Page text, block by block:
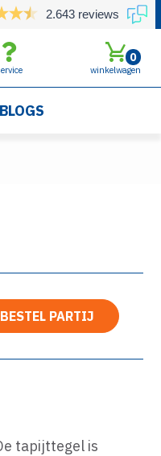
2.643 reviews
winkelwagen
0
BLOGS
BESTEL PARTIJ
tapijttegel is